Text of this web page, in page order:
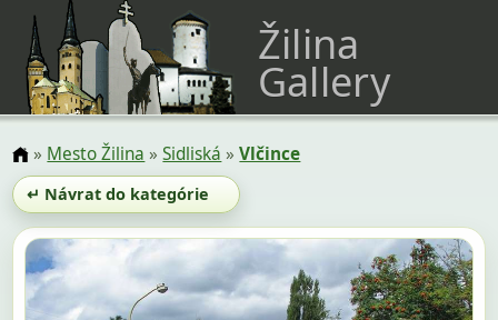
Žilina
Gallery
» Mesto Žilina »Sidliská »Vlčince
↵ Návrat do kategórie